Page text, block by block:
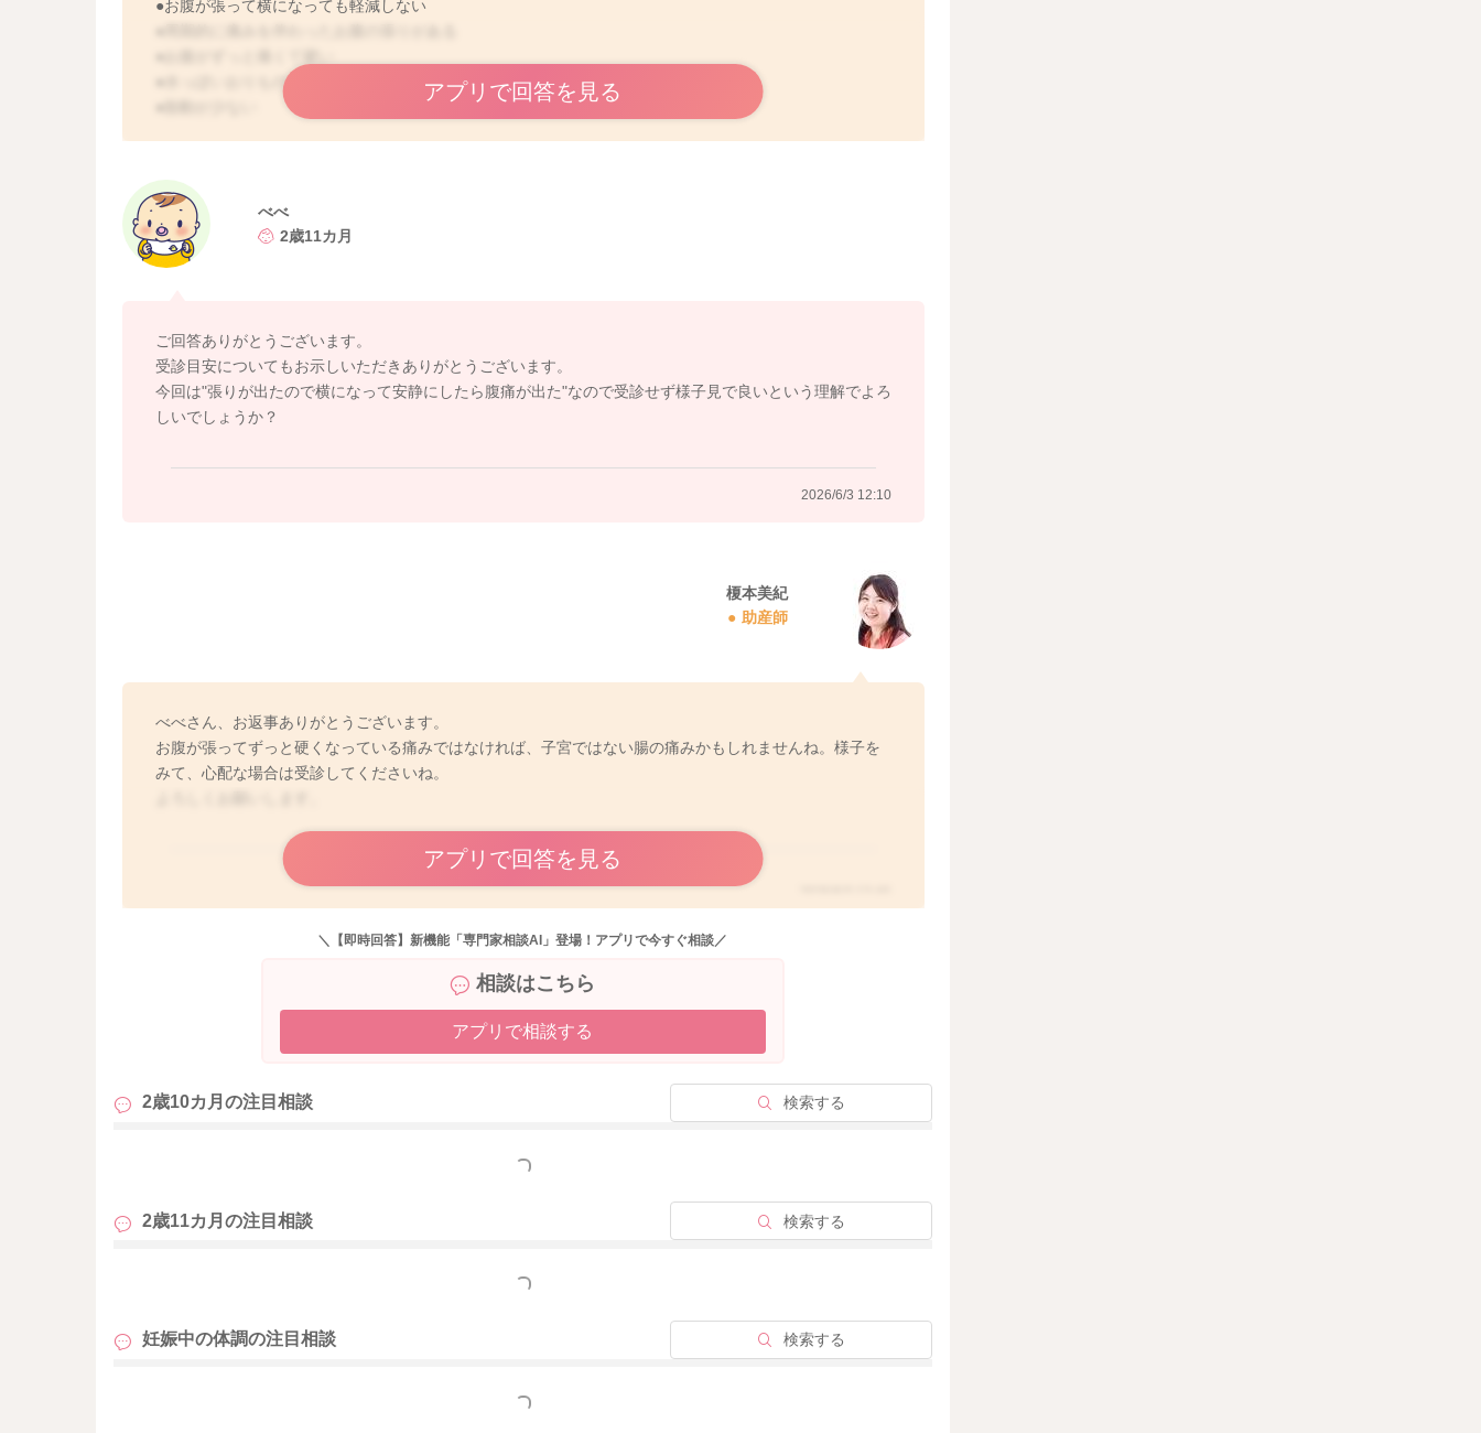
●お腹が張って横になっても軽減しない
●水っぽいおりものや出血がある
よかったら参考にしてみてくださいね。
よろしくお願いします。
アプリで回答を見る
べべ
2歳11カ月
ご回答ありがとうございます。
受診目安についてもお示しいただきありがとうございます。
今回は"張りが出たので横になって安静にしたら腹痛が出た"なので受診せず様子見で良いという理解でよろ
しいでしょうか？
2026/6/3 12:10
榎本美紀
助産師
べべさん、お返事ありがとうございます。
お腹が張ってずっと硬くなっている痛みではなければ、子宮ではない腸の痛みかもしれませんね。様子を
みて、心配な場合は受診してくださいね。
アプリで回答を見る
＼【即時回答】新機能「専門家相談AI」登場！アプリで今すぐ相談／
相談はこちら
アプリで相談する
2歳10カ月の注目相談 検索する
もっと見る
2歳11カ月の注目相談 検索する
もっと見る
妊娠中の体調の注目相談 検索する
もっと見る